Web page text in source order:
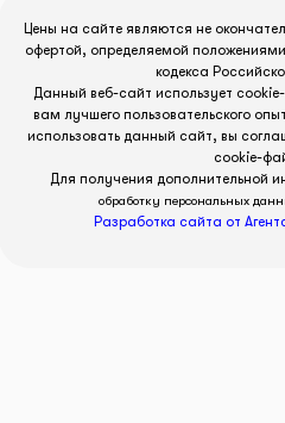
Цены на сайте являются не
офертой, определяемой
кодекса
Данный веб-сайт использует
вам лучшего пользовательского
использовать данный сайт, вы
cookie-
Для получения дополнительной
обработку персональных
Разработка сайта от